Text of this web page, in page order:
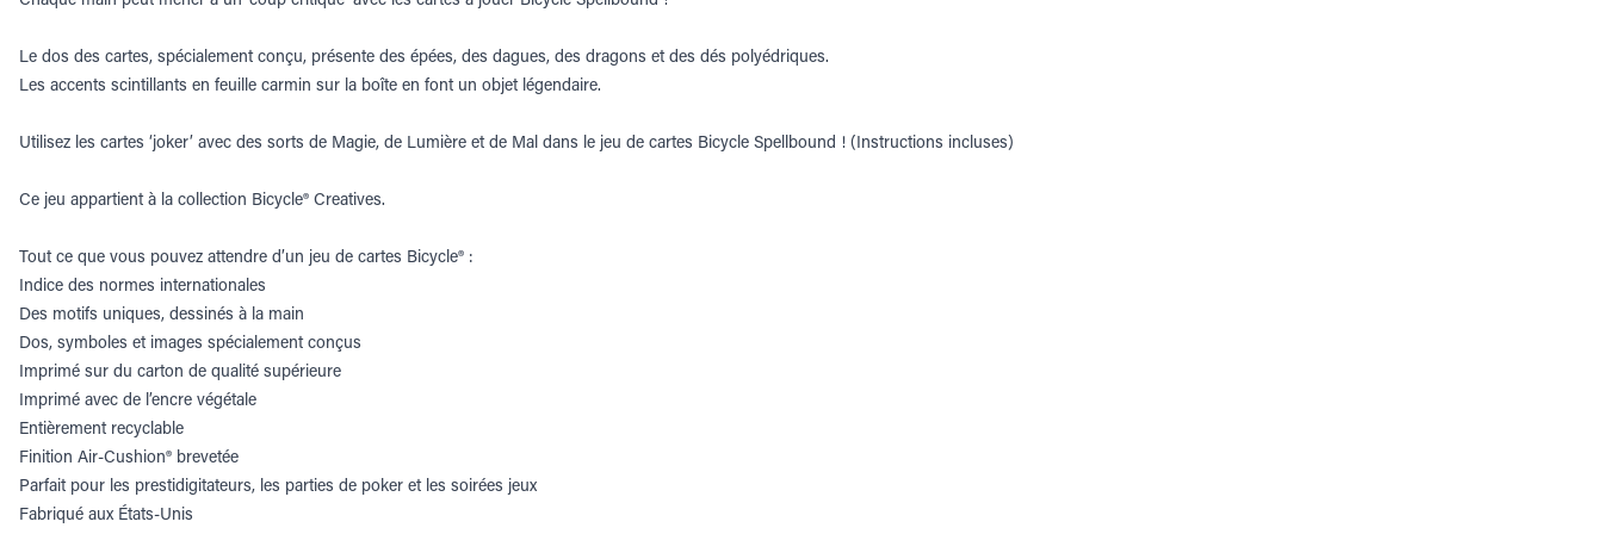
Le dos des cartes, spécialement conçu, présente des épées, des dagues, des dragons et des dés polyédriques.
Les accents scintillants en feuille carmin sur la boîte en font un objet légendaire.
Utilisez les cartes ‘joker’ avec des sorts de Magie, de Lumière et de Mal dans le jeu de cartes Bicycle Spellbound ! (Instructions incluses)
Ce jeu appartient à la collection Bicycle® Creatives.
Tout ce que vous pouvez attendre d’un jeu de cartes Bicycle® :
Indice des normes internationales
Des motifs uniques, dessinés à la main
Dos, symboles et images spécialement conçus
Imprimé sur du carton de qualité supérieure
Imprimé avec de l’encre végétale
Entièrement recyclable
Finition Air-Cushion® brevetée
Parfait pour les prestidigitateurs, les parties de poker et les soirées jeux
Fabriqué aux États-Unis